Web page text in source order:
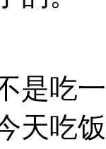
吃一
天吃